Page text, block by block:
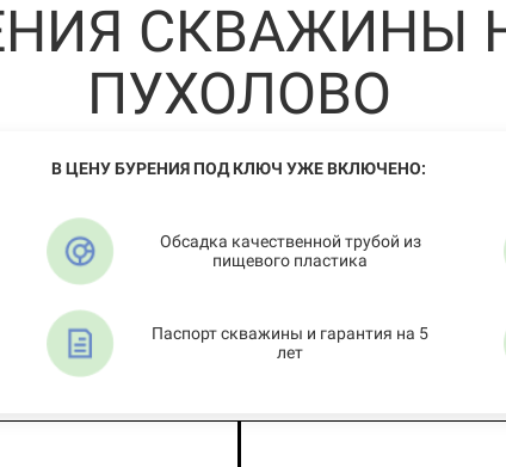
СКВАЖИНЫ
ПУХОЛОВО
В ЦЕНУ БУРЕНИЯ ПОД КЛЮЧ УЖЕ ВКЛЮЧЕНО:
Обсадка качественной трубой из
пищевого пластика
Паспорт скважины и гарантия на 5
лет